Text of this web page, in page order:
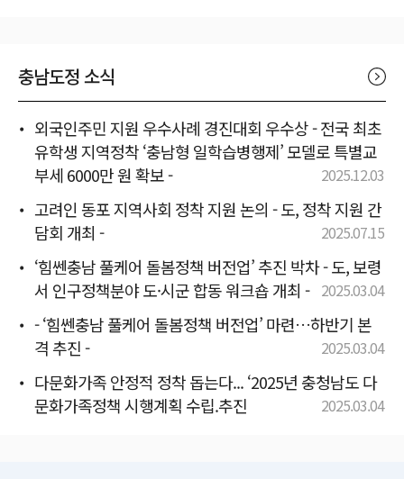
충남도정 소식
외국인주민 지원 우수사례 경진대회 우수상 - 전국 최초
유학생 지역정착 ‘충남형 일학습병행제’ 모델로 특별교
부세 6000만 원 확보 -
2025.12.03
고려인 동포 지역사회 정착 지원 논의 - 도, 정착 지원 간
담회 개최 -
2025.07.15
‘힘쎈충남 풀케어 돌봄정책 버전업’ 추진 박차 - 도, 보령
서 인구정책분야 도·시군 합동 워크숍 개최 - 2025.03.04
- ‘힘쎈충남 풀케어 돌봄정책 버전업’ 마련…하반기 본
격 추진 -
2025.03.04
다문화가족 안정적 정착 돕는다... ‘2025년 충청남도 다
문화가족정책 시행계획 수립.추진
2025.03.04